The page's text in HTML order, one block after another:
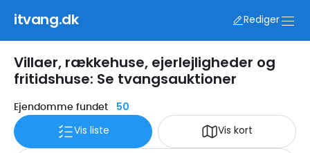
itvang.dk Rediger
Villaer, rækkehuse, ejerlejligheder og
fritidshuse: Se tvangsauktioner
Ejendomme fundet 50
Vis liste Vis kort